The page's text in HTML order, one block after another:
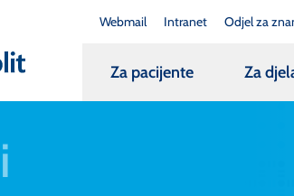
Webmail Intranet Odjel za
Za pacijente Za